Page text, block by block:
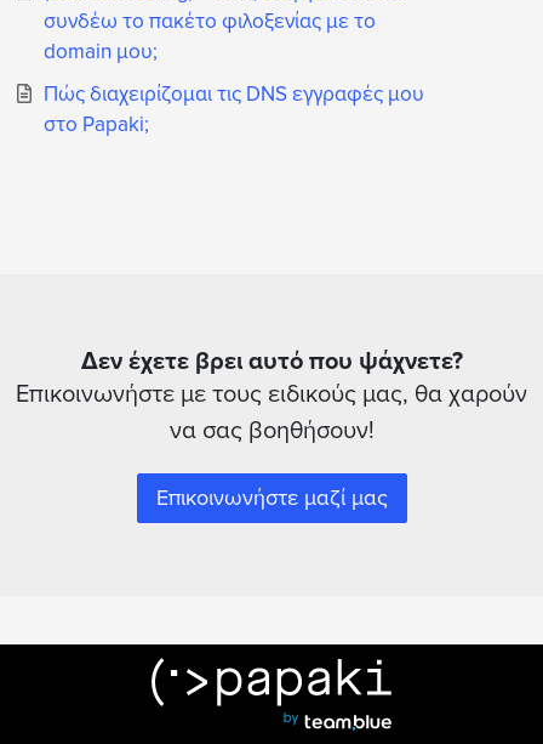
συνδέω το πακέτο φιλοξενίας με το
domain μου;
Πώς διαχειρίζομαι τις DNS εγγραφές μου
στο Papaki;
Δεν έχετε βρει αυτό που ψάχνετε?
Επικοινωνήστε με τους ειδικούς μας, θα χαρούν
να σας βοηθήσουν!
Επικοινωνήστε μαζί μας